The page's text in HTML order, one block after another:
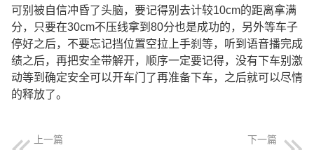
可别被自信冲昏了头脑，要记得别去计较10cm的距离拿满
分，只要在30cm不压线拿到80分也是成功的，另外等车子
停好之后，不要忘记挡位置空拉上手刹等，听到语音播完成
绩之后，再把安全带解开，顺序一定要记得，没有下车别激
动等到确定安全可以开车门了再准备下车，之后就可以尽情
的释放了。
上一篇
下一篇